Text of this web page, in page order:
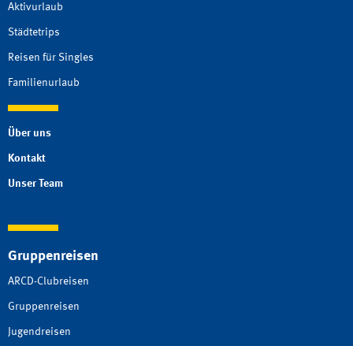
Aktivurlaub
Städtetrips
Reisen für Singles
Familienurlaub
Über uns
Kontakt
Unser Team
Gruppenreisen
ARCD-Clubreisen
Gruppenreisen
Jugendreisen